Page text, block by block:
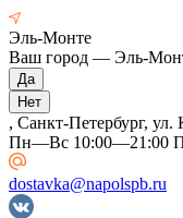
Эль-Монте
Ваш город — Эль-
, Санкт-Петербург,
Пн—Вс 10:00—21:00
dostavka@napolspb.ru